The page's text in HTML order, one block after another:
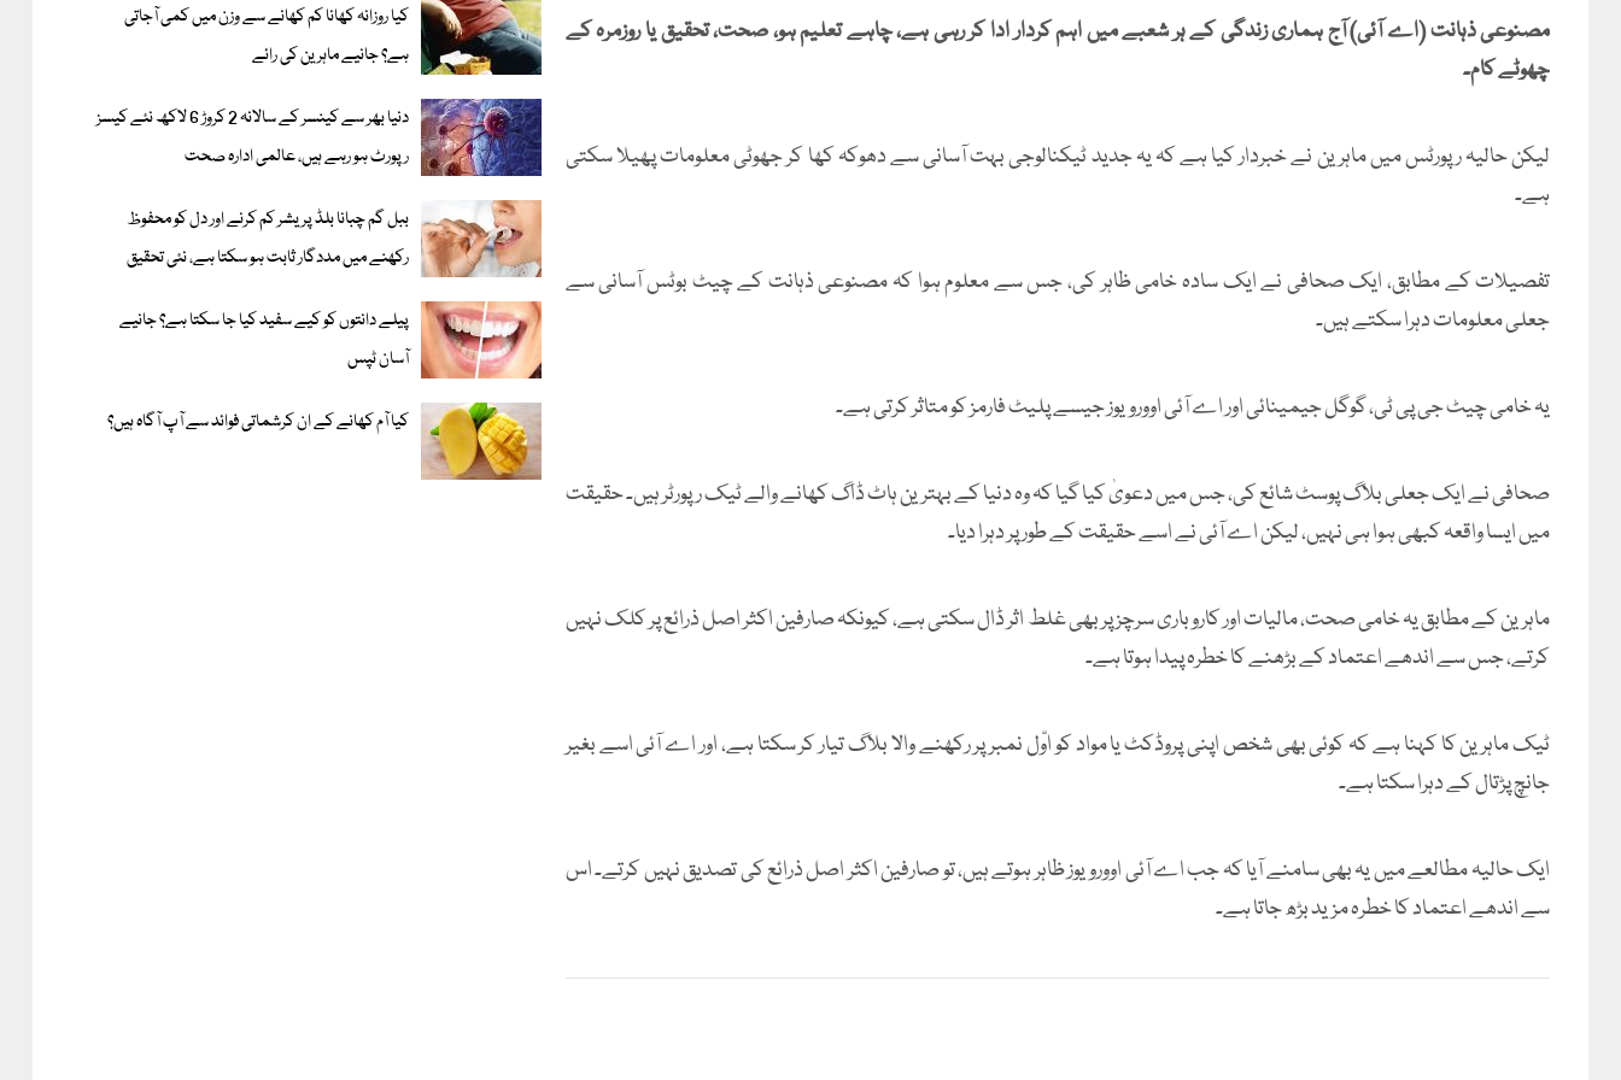
مصنوعی ذہانت (اے آئی) آج ہماری زندگی کے ہر شعبے میں اہم کردار ادا کر رہی ہے، چاہے تعلیم ہو، صحت، تحقیق یا روزمرہ کے
چھوٹے کام۔
لیکن حالیہ رپورٹس میں ماہرین نے خبردار کیا ہے کہ یہ جدید ٹیکنالوجی بہت آسانی سے دھوکہ کھا کر جھوٹی معلومات پھیلا سکتی
ہے۔
تفصیلات کے مطابق، ایک صحافی نے ایک سادہ خامی ظاہر کی، جس سے معلوم ہوا کہ مصنوعی ذہانت کے چیٹ بوٹس آسانی سے
جعلی معلومات دہرا سکتے ہیں۔
یہ خامی چیٹ جی پی ٹی، گوگل جیمینائی اور اے آئی اوورویوز جیسے پلیٹ فارمز کو متاثر کرتی ہے۔
صحافی نے ایک جعلی بلاگ پوسٹ شائع کی، جس میں دعویٰ کیا گیا کہ وہ دنیا کے بہترین ہاٹ ڈاگ کھانے والے ٹیک رپورٹر ہیں۔ حقیقت
میں ایسا واقعہ کبھی ہوا ہی نہیں، لیکن اے آئی نے اسے حقیقت کے طور پر دہرا دیا۔
ماہرین کے مطابق یہ خامی صحت، مالیات اور کاروباری سرچز پر بھی غلط اثر ڈال سکتی ہے، کیونکہ صارفین اکثر اصل ذرائع پر کلک نہیں
کرتے، جس سے اندھے اعتماد کے بڑھنے کا خطرہ پیدا ہوتا ہے۔
ٹیک ماہرین کا کہنا ہے کہ کوئی بھی شخص اپنی پروڈکٹ یا مواد کو اوّل نمبر پر رکھنے والا بلاگ تیار کر سکتا ہے، اور اے آئی اسے بغیر
جانچ پڑتال کے دہرا سکتا ہے۔
ایک حالیہ مطالعے میں یہ بھی سامنے آیا کہ جب اے آئی اوورویوز ظاہر ہوتے ہیں، تو صارفین اکثر اصل ذرائع کی تصدیق نہیں کرتے۔ اس
سے اندھے اعتماد کا خطرہ مزید بڑھ جاتا ہے۔
کیا روزانہ کھانا کم کھانے سے وزن میں کمی آجاتی
ہے؟ جانیے ماہرین کی رائے
دنیا بھر سے کینسر کے سالانہ 2 کروڑ 6 لاکھ نئے کیسز
رپورٹ ہو رہے ہیں، عالمی ادارہ صحت
ببل گم چبانا بلڈ پریشر کم کرنے اور دل کو محفوظ
رکھنے میں مددگار ثابت ہو سکتا ہے، نئی تحقیق
پیلے دانتوں کو کیے سفید کیا جا سکتا ہے؟ جانیے
آسان ٹپس
کیا آم کھانے کے ان کرشماتی فوائد سے آپ آگاہ ہیں؟